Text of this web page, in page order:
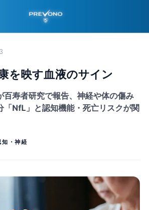
PREVONO
を映す血液のサイン
百寿者研究で報告、神経や体の傷み
「NfL」と認知機能・死亡リスクが関
知・神経